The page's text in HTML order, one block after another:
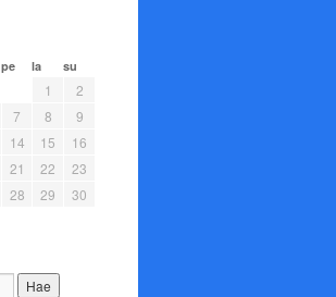
pe la su
1
2
7 8
9
14 15
16
21 22
23
28 29
30